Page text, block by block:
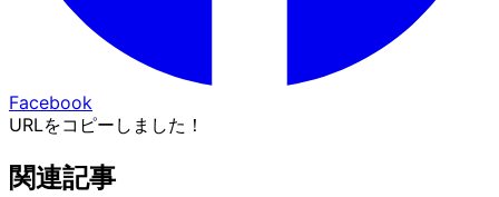
Facebook
URLをコピーしました！
関連記事